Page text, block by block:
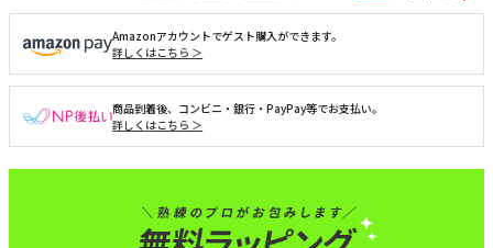
Amazonアカウントでゲスト購入ができます。
詳しくはこちら ＞
商品到着後、コンビニ・銀行・PayPay等でお支払い。
詳しくはこちら ＞